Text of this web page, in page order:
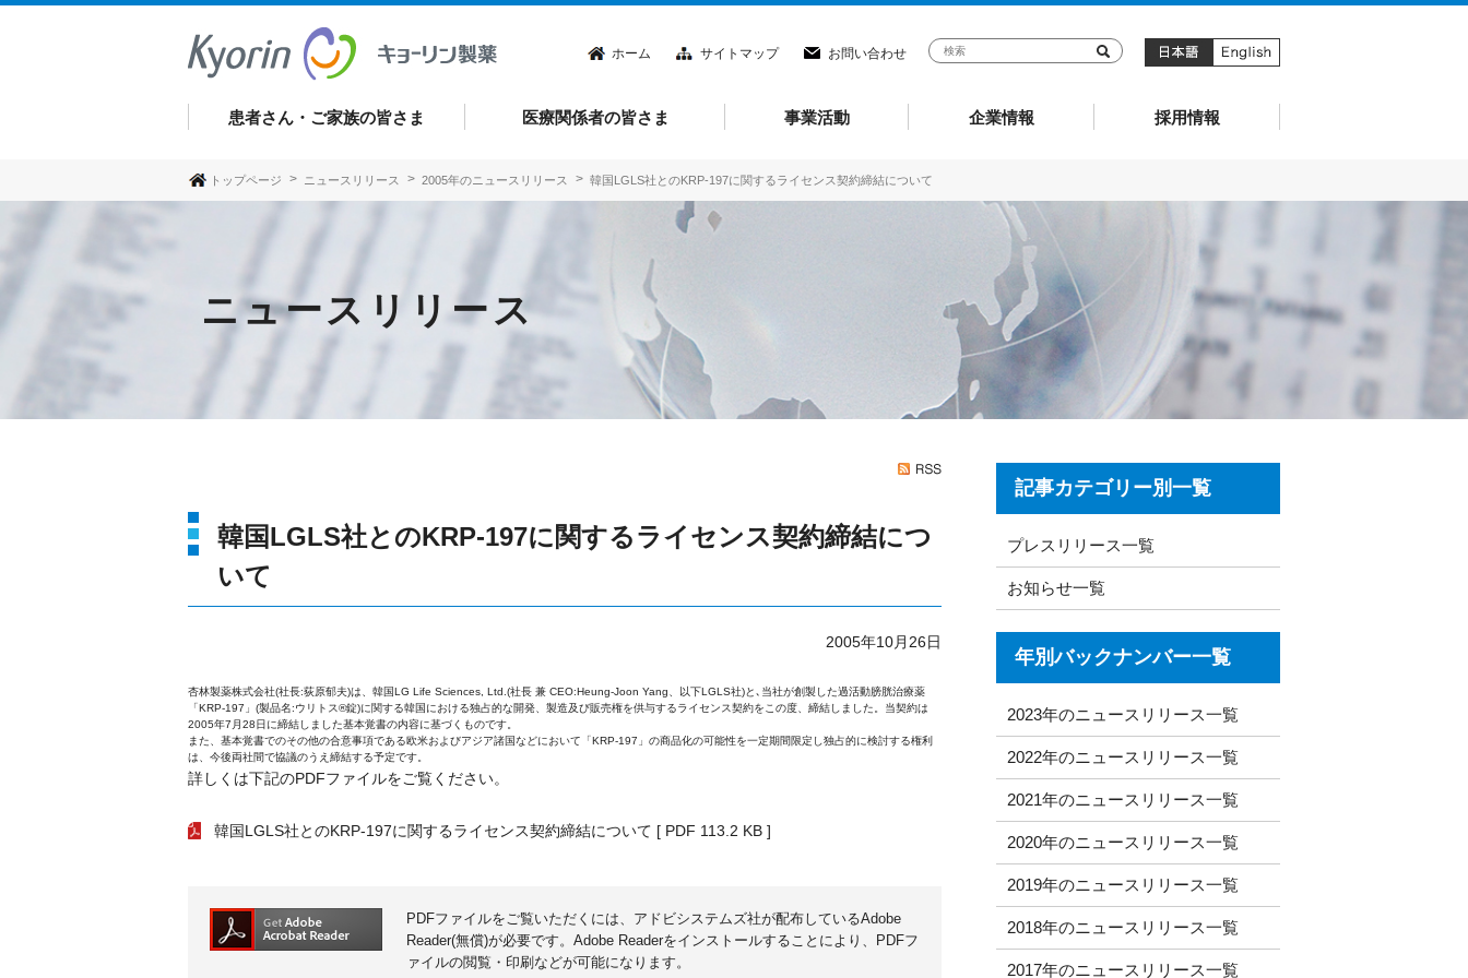
ホーム サイトマップ お問い合わせ
患者さん・ご家族の皆さま 医療関係者の皆さま 事業活動 企業情報 採用情報
トップページ ニュースリリース 2005年のニュースリリース 韓国LGLS社とのKRP-197に関するライセンス契約締結について
ニュースリリース
韓国LGLS社とのKRP-197に関するライセンス契約締結につ
いて
2005年10月26日
杏林製薬株式会社(社長:荻原郁夫)は、韓国LG Life Sciences, Ltd.(社長 兼 CEO:Heung-Joon Yang、以下LGLS社)と､当社が創製した過活動膀胱治療薬
「KRP-197」(製品名:ウリトス®錠)に関する韓国における独占的な開発、製造及び販売権を供与するライセンス契約をこの度、締結しました。当契約は
2005年7月28日に締結しました基本覚書の内容に基づくものです。
また、基本覚書でのその他の合意事項である欧米およびアジア諸国などにおいて「KRP-197」の商品化の可能性を一定期間限定し独占的に検討する権利
は、今後両社間で協議のうえ締結する予定です。
詳しくは下記のPDFファイルをご覧ください。
韓国LGLS社とのKRP-197に関するライセンス契約締結について [ PDF 113.2 KB ]
PDFファイルをご覧いただくには、アドビシステムズ社が配布しているAdobe
Reader(無償)が必要です。Adobe Readerをインストールすることにより、PDFフ
ァイルの閲覧・印刷などが可能になります。
記事カテゴリー別一覧
プレスリリース一覧
お知らせ一覧
年別バックナンバー一覧
2023年のニュースリリース一覧
2022年のニュースリリース一覧
2021年のニュースリリース一覧
2020年のニュースリリース一覧
2019年のニュースリリース一覧
2018年のニュースリリース一覧
2017年のニュースリリース一覧